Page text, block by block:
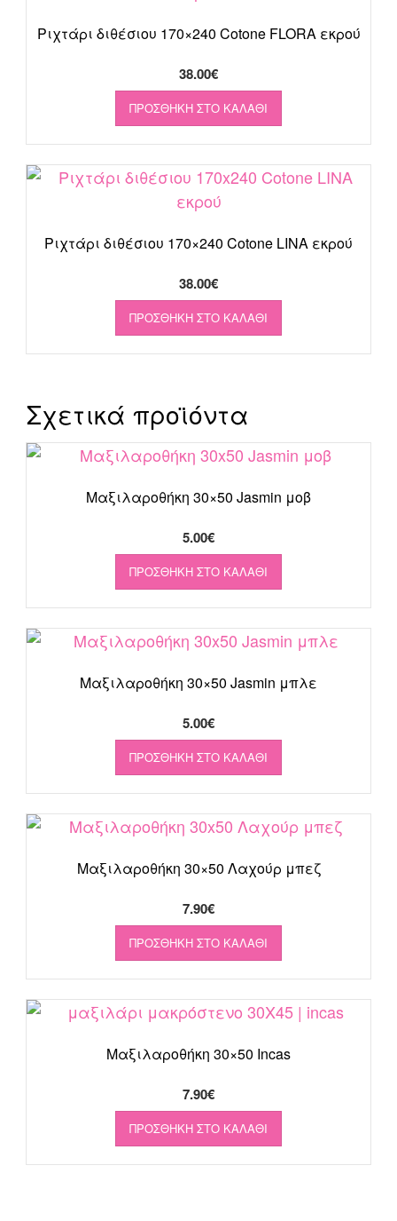
Ριχτάρι διθέσιου 170×240 Cotone FLORA εκρού
38.00€
ΠΡΟΣΘΉΚΗ ΣΤΟ ΚΑΛΆΘΙ
Ριχτάρι διθέσιου 170×240 Cotone LINA εκρού
38.00€
ΠΡΟΣΘΉΚΗ ΣΤΟ ΚΑΛΆΘΙ
Σχετικά προϊόντα
Mαξιλαροθήκη 30×50 Jasmin μοβ
5.00€
ΠΡΟΣΘΉΚΗ ΣΤΟ ΚΑΛΆΘΙ
Mαξιλαροθήκη 30×50 Jasmin μπλε
5.00€
ΠΡΟΣΘΉΚΗ ΣΤΟ ΚΑΛΆΘΙ
Μαξιλαροθήκη 30×50 Λαχούρ μπεζ
7.90€
ΠΡΟΣΘΉΚΗ ΣΤΟ ΚΑΛΆΘΙ
Mαξιλαροθήκη 30×50 Incas
7.90€
ΠΡΟΣΘΉΚΗ ΣΤΟ ΚΑΛΆΘΙ